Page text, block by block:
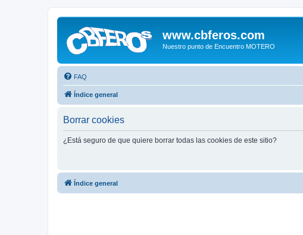
www.cbferos.com
Nuestro punto de Encuentro MOTERO
FAQ
Índice general
Borrar cookies
¿Está seguro de que quiere borrar todas las cookies de este sitio?
Índice general